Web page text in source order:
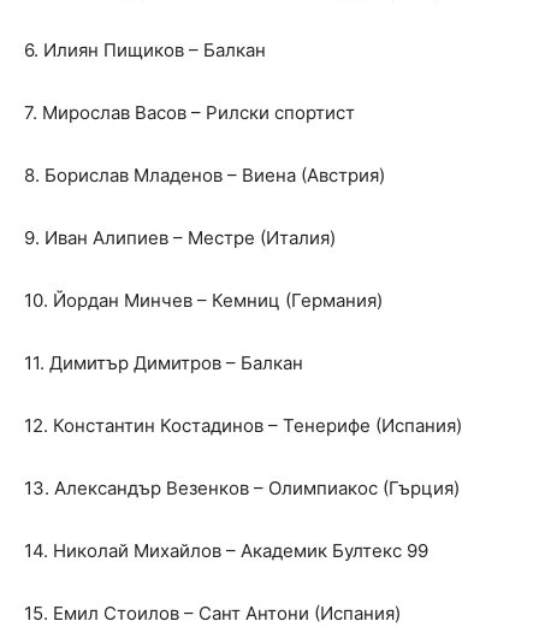
6. Илиян Пищиков – Балкан
7. Мирослав Васов – Рилски спортист
8. Борислав Младенов – Виена (Австрия)
9. Иван Алипиев – Местре (Италия)
10. Йордан Минчев – Кемниц (Германия)
11. Димитър Димитров – Балкан
12. Константин Костадинов – Тенерифе (Испания)
13. Александър Везенков – Олимпиакос (Гърция)
14. Николай Михайлов – Академик Бултекс 99
15. Емил Стоилов – Сант Антони (Испания)